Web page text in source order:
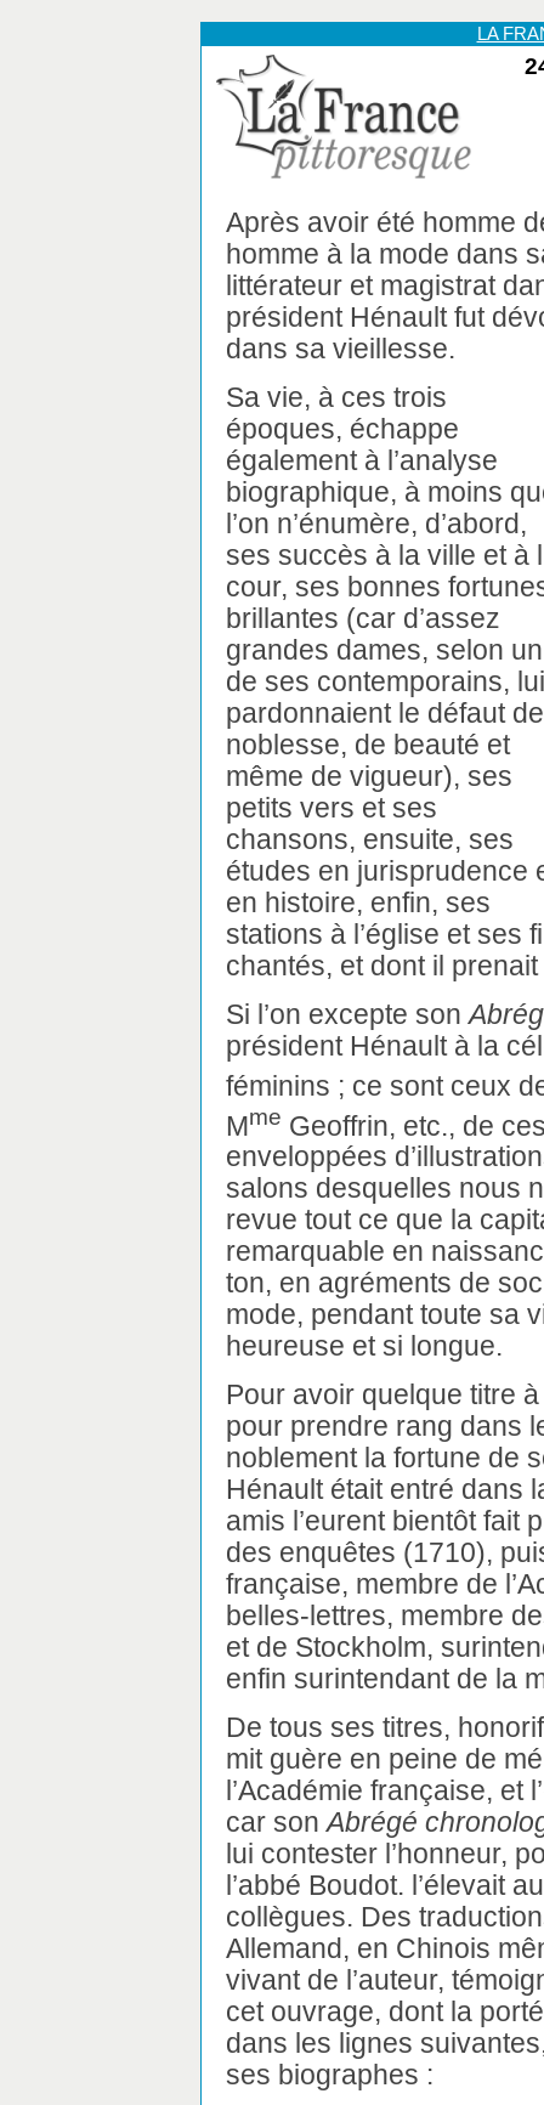
LA
Après avoir été homme
homme à la mode dans
littérateur et magistrat
président Hénault fut
dans sa vieillesse.
Sa vie, à ces trois
époques, échappe
également à l’analyse
biographique, à moins
l’on n’énumère, d’abord,
ses succès à la ville et à
cour, ses bonnes
brillantes (car d’assez
grandes dames, selon un
de ses contemporains, lui
pardonnaient le défaut de
noblesse, de beauté et
même de vigueur), ses
petits vers et ses
chansons, ensuite, ses
études en jurisprudence
en histoire, enfin, ses
stations à l’église et ses
chantés, et dont il
Si l’on excepte son
président Hénault à la
féminins ; ce sont ceux
Mme Geoffrin, etc., de
enveloppées
salons desquelles nous
revue tout ce que la
remarquable en
ton, en agréments de
mode, pendant toute sa
heureuse et si longue.
Pour avoir quelque titre
pour prendre rang dans
noblement la fortune de
Hénault était entré dans
amis l’eurent bientôt fait
des enquêtes (1710),
française, membre de
belles-lettres, membre
et de Stockholm,
enfin surintendant de la
De tous ses titres,
mit guère en peine de
l’Académie française, et
car sonAbrégé
lui contester l’honneur,
l’abbé Boudot. l’élevait
collègues. Des
Allemand, en Chinois
vivant de l’auteur,
cet ouvrage, dont la
dans les lignes
ses biographes :